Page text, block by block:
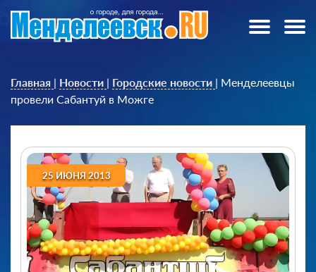
Главная | Новости | Городские новости | Менделеевцы
провели Сабантуй в Можге
25 ИЮНЯ 2013